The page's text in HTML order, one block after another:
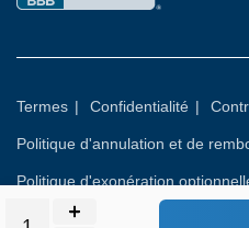
Termes | Confidentialité |
Politique d'annulation et de
Politique d'exonération